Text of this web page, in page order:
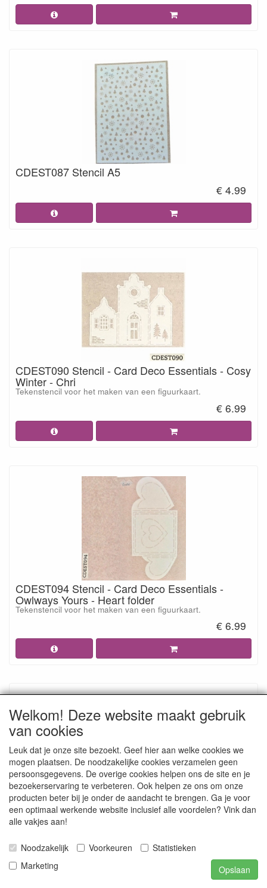
Welkom! Deze website maakt gebruik
van cookies
Leuk dat je onze site bezoekt. Geef hier aan welke cookies we
mogen plaatsen. De noodzakelijke cookies verzamelen geen
persoonsgegevens. De overige cookies helpen ons de site en je
bezoekerservaring te verbeteren. Ook helpen ze ons om onze
producten beter bij je onder de aandacht te brengen. Ga je voor
een optimaal werkende website inclusief alle voordelen? Vink dan
alle vakjes aan!
Noodzakelijk Voorkeuren
Statistieken
Marketing
Opslaan
CDEST087 Stencil A5
€ 4.99
CDEST090 Stencil - Card Deco Essentials - Cosy
Winter - Chri
Tekenstencil voor het maken van een figuurkaart.
€ 6.99
CDEST094 Stencil - Card Deco Essentials -
Owlways Yours - Heart folder
Tekenstencil voor het maken van een figuurkaart.
€ 6.99
CDEST097 Stencil - Owlways Yours - Script A5
A5 Tekenstencil voor het maken van een figuurkaart.